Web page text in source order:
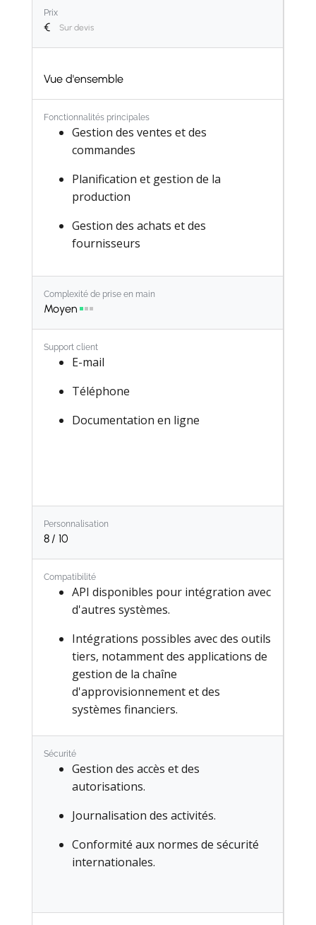
Prix
€ Sur devis
Vue d'ensemble
Fonctionnalités principales
Gestion des ventes et des
commandes​
Planification et gestion de la
production​
Gestion des achats et des
fournisseurs​
Gestion des stocks et des entrepôts​
Gestion financière et comptabilité​
Gestion de la relation client (CRM)​
Gestion des articles à poids variable
Complexité de prise en main
Moyen
Support client
E-mail
Téléphone
Documentation en ligne
Personnalisation
8 / 10
Compatibilité
API disponibles pour intégration avec
d'autres systèmes.​
Intégrations possibles avec des outils
tiers, notamment des applications de
gestion de la chaîne
d'approvisionnement et des
systèmes financiers.
Sécurité
Gestion des accès et des
autorisations.​
Journalisation des activités.
Conformité aux normes de sécurité
internationales.